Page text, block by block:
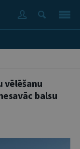
vēlēšanu
balsu